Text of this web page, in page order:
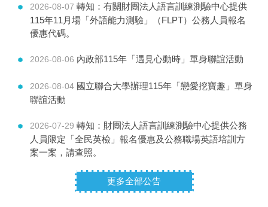
2026-08-07 轉知：有關財團法人語言訓練測驗中心提供
115年11月場「外語能力測驗」（FLPT）公務人員報名
優惠代碼。
2026-08-06 內政部115年「遇見心動時」單身聯誼活動
2026-08-04 國立聯合大學辦理115年「戀愛挖寶趣」單身
聯誼活動
2026-07-29 轉知：財團法人語言訓練測驗中心提供公務
人員限定「全民英檢」報名優惠及公務職場英語培訓方
案一案，請查照。
更多全部公告